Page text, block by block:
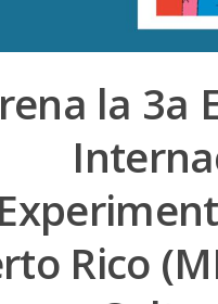
la 3a
Rico